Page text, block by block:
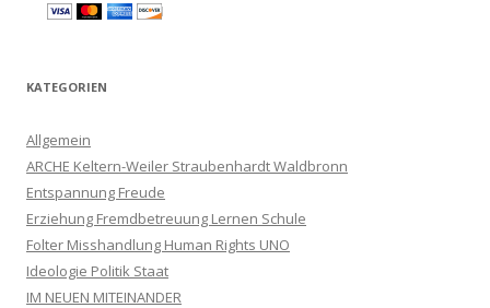
KATEGORIEN
Allgemein
ARCHE Keltern-Weiler Straubenhardt Waldbronn
Entspannung Freude
Erziehung Fremdbetreuung Lernen Schule
Folter Misshandlung Human Rights UNO
Ideologie Politik Staat
IM NEUEN MITEINANDER